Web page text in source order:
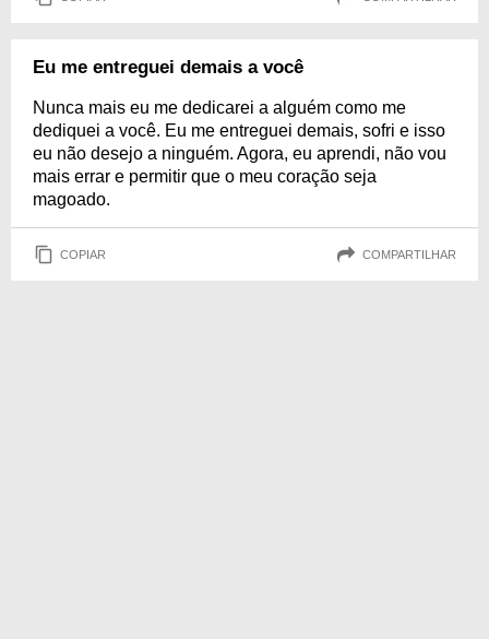
Eu me entreguei demais a você
Nunca mais eu me dedicarei a alguém como me
dediquei a você. Eu me entreguei demais, sofri e isso
eu não desejo a ninguém. Agora, eu aprendi, não vou
mais errar e permitir que o meu coração seja
magoado.
COPIAR COMPARTILHAR